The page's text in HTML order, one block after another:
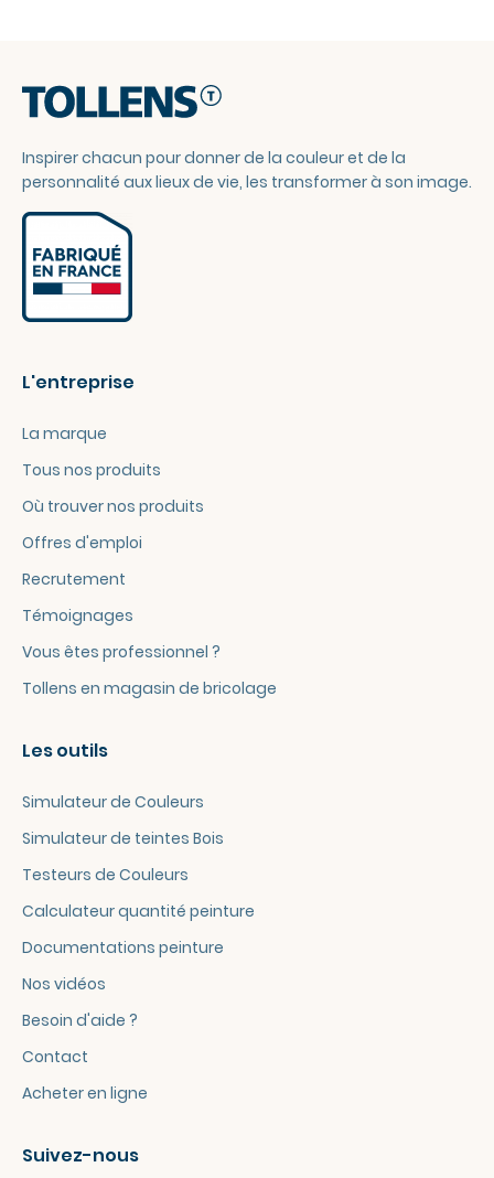
Inspirer chacun pour donner de la couleur et de la
personnalité aux lieux de vie, les transformer à son image.
L'entreprise
La marque
Tous nos produits
Où trouver nos produits
Offres d'emploi
Recrutement
Témoignages
Vous êtes professionnel ?
Tollens en magasin de bricolage
Les outils
Simulateur de Couleurs
Simulateur de teintes Bois
Testeurs de Couleurs
Calculateur quantité peinture
Documentations peinture
Nos vidéos
Besoin d'aide ?
Contact
Acheter en ligne
Suivez-nous